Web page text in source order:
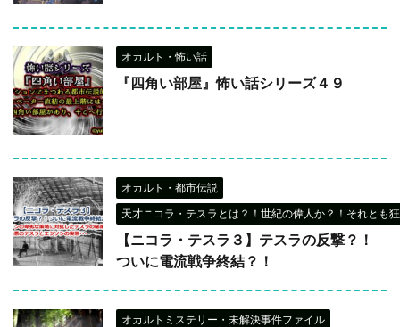
オカルト・怖い話
『四角い部屋』怖い話シリーズ４９
オカルト・都市伝説
天才ニコラ・テスラとは？！世紀の偉人か？！それとも
【ニコラ・テスラ３】テスラの反撃？！
ついに電流戦争終結？！
オカルトミステリー・未解決事件ファイル